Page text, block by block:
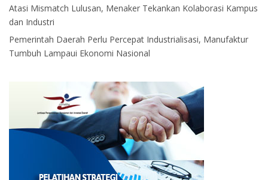
Atasi Mismatch Lulusan, Menaker Tekankan Kolaborasi Kampus
dan Industri
Pemerintah Daerah Perlu Percepat Industrialisasi, Manufaktur
Tumbuh Lampaui Ekonomi Nasional